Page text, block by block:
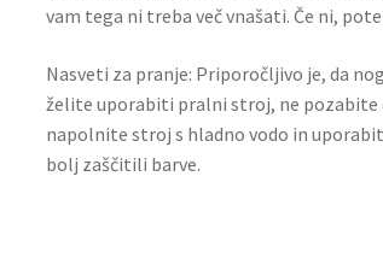
vam tega ni treba več vnašati. Če ni,
Nasveti za pranje: Priporočljivo je, da
želite uporabiti pralni stroj, ne
napolnite stroj s hladno vodo in
bolj zaščitili barve.